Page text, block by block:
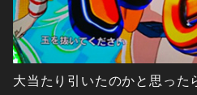
大当たり引いたのかと思った